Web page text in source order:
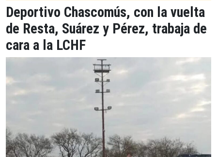
Deportivo Chascomús, con la vuelta
de Resta, Suárez y Pérez, trabaja de
cara a la LCHF